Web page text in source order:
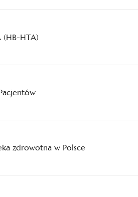
(HB-HTA)
zdrowotna w Polsce